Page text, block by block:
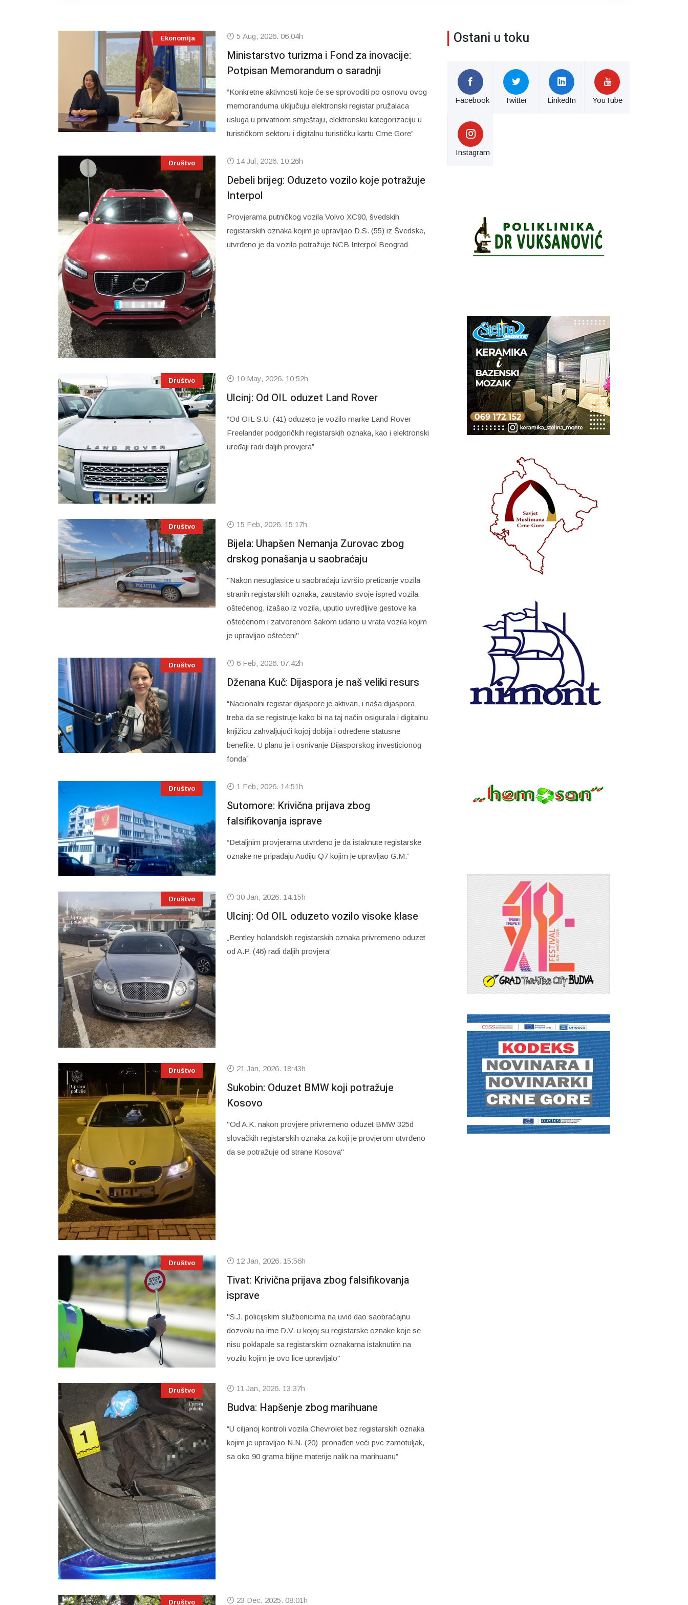
Ekonomija 5 Aug, 2026. 06:04h
Ministarstvo turizma i Fond za inovacije:
Potpisan Memorandum o saradnji
“Konkretne aktivnosti koje će se sprovoditi po osnovu ovog
memoranduma uključuju elektronski registar pružalaca
usluga u privatnom smještaju, elektronsku kategorizaciju u
turističkom sektoru i digitalnu turističku kartu Crne Gore”
Društvo 14 Jul, 2026. 10:26h
Debeli brijeg: Oduzeto vozilo koje potražuje
Interpol
Provjerama putničkog vozila Volvo XC90, švedskih
registarskih oznaka kojim je upravljao D.S. (55) iz Švedske,
utvrđeno je da vozilo potražuje NCB Interpol Beograd
Društvo 10 May, 2026. 10:52h
Ulcinj: Od OIL oduzet Land Rover
“Od OIL S.U. (41) oduzeto je vozilo marke Land Rover
Freelander podgoričkih registarskih oznaka, kao i elektronski
uređaji radi daljih provjera”
Društvo 15 Feb, 2026. 15:17h
Bijela: Uhapšen Nemanja Zurovac zbog
drskog ponašanja u saobraćaju
"Nakon nesuglasice u saobraćaju izvršio preticanje vozila
stranih registarskih oznaka, zaustavio svoje ispred vozila
oštećenog, izašao iz vozila, uputio uvredljive gestove ka
oštećenom i zatvorenom šakom udario u vrata vozila kojim
je upravljao oštećeni"
Društvo 6 Feb, 2026. 07:42h
Dženana Kuč: Dijaspora je naš veliki resurs
“Nacionalni registar dijaspore je aktivan, i naša dijaspora
treba da se registruje kako bi na taj način osigurala i digitalnu
knjižicu zahvaljujući kojoj dobija i određene statusne
benefite. U planu je i osnivanje Dijasporskog investicionog
fonda”
Društvo 1 Feb, 2026. 14:51h
Sutomore: Krivična prijava zbog
falsifikovanja isprave
“Detaljnim provjerama utvrđeno je da istaknute registarske
oznake ne pripadaju Audiju Q7 kojim je upravljao G.M.”
Društvo 30 Jan, 2026. 14:15h
Ulcinj: Od OIL oduzeto vozilo visoke klase
„Bentley holandskih registarskih oznaka privremeno oduzet
od A.P. (46) radi daljih provjera”
Društvo 21 Jan, 2026. 18:43h
Sukobin: Oduzet BMW koji potražuje
Kosovo
"Od A.K. nakon provjere privremeno oduzet BMW 325d
slovačkih registarskih oznaka za koji je provjerom utvrđeno
da se potražuje od strane Kosova"
Društvo 12 Jan, 2026. 15:56h
Tivat: Krivična prijava zbog falsifikovanja
isprave
"S.J. policijskim službenicima na uvid dao saobraćajnu
dozvolu na ime D.V. u kojoj su registarske oznake koje se
nisu poklapale sa registarskim oznakama istaknutim na
vozilu kojim je ovo lice upravljalo"
Društvo 11 Jan, 2026. 13:37h
Budva: Hapšenje zbog marihuane
“U ciljanoj kontroli vozila Chevrolet bez registarskih oznaka
kojim je upravljao N.N. (20) pronađen veći pvc zamotuljak,
sa oko 90 grama biljne materije nalik na marihuanu”
Društvo 23 Dec, 2025. 08:01h
Ostani u toku
Facebook Twitter LinkedIn YouTube
Instagram